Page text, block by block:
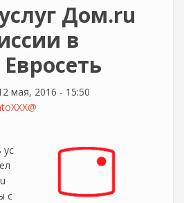
Дом.ru
в
мая, 2016 - 15:50
ус
с